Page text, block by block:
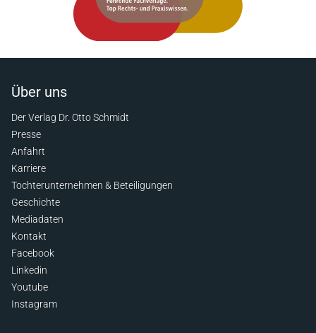
Über uns
Der Verlag Dr. Otto Schmidt
Presse
Anfahrt
Karriere
Tochterunternehmen & Beteiligungen
Geschichte
Mediadaten
Kontakt
Facebook
Linkedin
Youtube
Instagram